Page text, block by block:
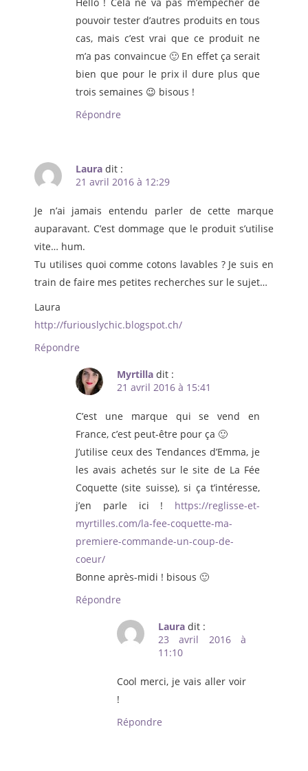
Hello ! Cela ne va pas m’empêcher de
pouvoir tester d’autres produits en tous
cas, mais c’est vrai que ce produit ne
m’a pas convaincue 🙂 En effet ça serait
bien que pour le prix il dure plus que
trois semaines 😉 bisous !
Répondre
Laura dit :
21 avril 2016 à 12:29
Je n’ai jamais entendu parler de cette marque
auparavant. C’est dommage que le produit s’utilise
vite… hum.
Tu utilises quoi comme cotons lavables ? Je suis en
train de faire mes petites recherches sur le sujet…
Laura
http://furiouslychic.blogspot.ch/
Répondre
Myrtilla dit :
21 avril 2016 à 15:41
C’est une marque qui se vend en
France, c’est peut-être pour ça 🙂
J’utilise ceux des Tendances d’Emma, je
les avais achetés sur le site de La Fée
Coquette (site suisse), si ça t’intéresse,
j’en parle ici ! https://reglisse-et-
myrtilles.com/la-fee-coquette-ma-
premiere-commande-un-coup-de-
coeur/
Bonne après-midi ! bisous 🙂
Répondre
Laura dit :
23 avril 2016 à
11:10
Cool merci, je vais aller voir
!
Répondre